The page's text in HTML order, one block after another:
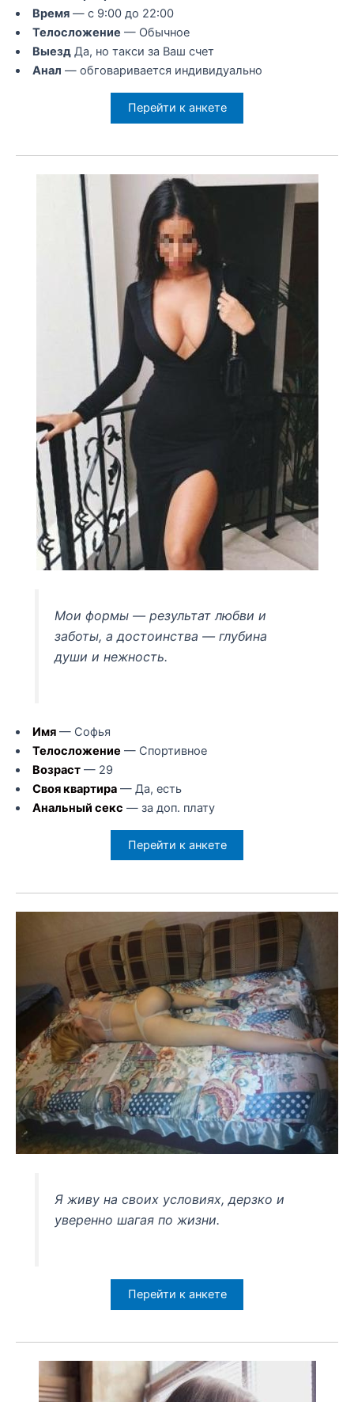
Время— с 9:00 до 22:00
Телосложение — Обычное
ВыездДа, но такси за Ваш счет
Анал — обговаривается индивидуально
Перейти к анкете
Мои формы — результат любви и
заботы, а достоинства — глубина
души и нежность.
Имя— Софья
Телосложение — Спортивное
Возраст— 29
Своя квартира— Да, есть
Анальный секс — за доп. плату
Перейти к анкете
Я живу на своих условиях, дерзко и
уверенно шагая по жизни.
Перейти к анкете